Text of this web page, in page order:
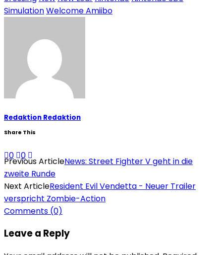
SimulationWelcome Amiibo
Redaktion Redaktion
Share This
0 0
Previous ArticleNews: Street Fighter V geht in die
zweite Runde
Next ArticleResident Evil Vendetta - Neuer Trailer
verspricht Zombie-Action
Comments (0)
Leave a Reply